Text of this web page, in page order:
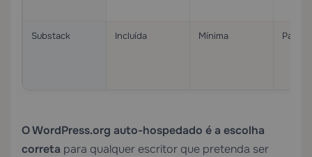
Substack Incluída Mínima Parcial
O WordPress.org auto-hospedado é a escolha
correta para qualquer escritor que pretenda ser